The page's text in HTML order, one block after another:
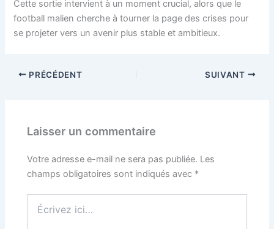
Cette sortie intervient à un moment crucial, alors que le
football malien cherche à tourner la page des crises pour
se projeter vers un avenir plus stable et ambitieux.
PRÉCÉDENT SUIVANT
Laisser un commentaire
Votre adresse e-mail ne sera pas publiée. Les
champs obligatoires sont indiqués avec *
ici…